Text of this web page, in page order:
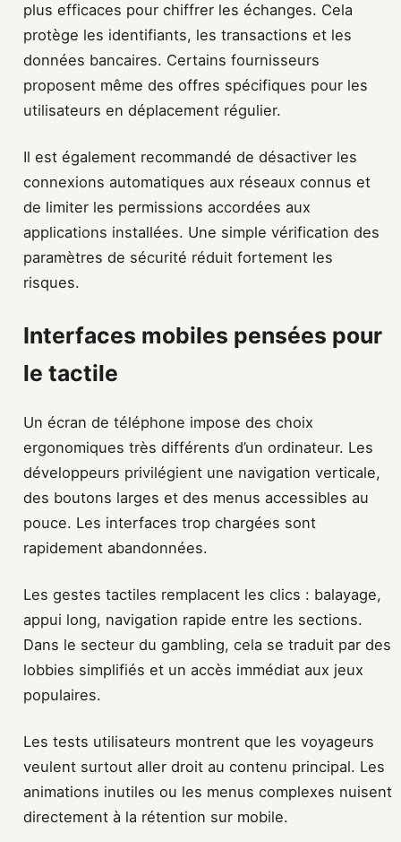
plus efficaces pour chiffrer les échanges. Cela
protège les identifiants, les transactions et les
données bancaires. Certains fournisseurs
proposent même des offres spécifiques pour les
utilisateurs en déplacement régulier.
Il est également recommandé de désactiver les
connexions automatiques aux réseaux connus et
de limiter les permissions accordées aux
applications installées. Une simple vérification des
paramètres de sécurité réduit fortement les
risques.
Interfaces mobiles pensées pour
le tactile
Un écran de téléphone impose des choix
ergonomiques très différents d’un ordinateur. Les
développeurs privilégient une navigation verticale,
des boutons larges et des menus accessibles au
pouce. Les interfaces trop chargées sont
rapidement abandonnées.
Les gestes tactiles remplacent les clics : balayage,
appui long, navigation rapide entre les sections.
Dans le secteur du gambling, cela se traduit par des
lobbies simplifiés et un accès immédiat aux jeux
populaires.
Les tests utilisateurs montrent que les voyageurs
veulent surtout aller droit au contenu principal. Les
animations inutiles ou les menus complexes nuisent
directement à la rétention sur mobile.